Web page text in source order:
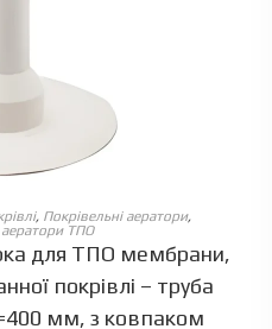
ОПЦІЇ
, Покрівельні аератори,
аератори ТПО
для ТПО мембрани,
покрівлі – труба
мм, з ковпаком